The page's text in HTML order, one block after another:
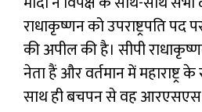
राधाकृष्णन को उपराष्ट्रपति पद
की अपील की है। सीपी
नेता हैं और वर्तमान में महाराष्ट्र
साथ ही बचपन से वह आरएसएस